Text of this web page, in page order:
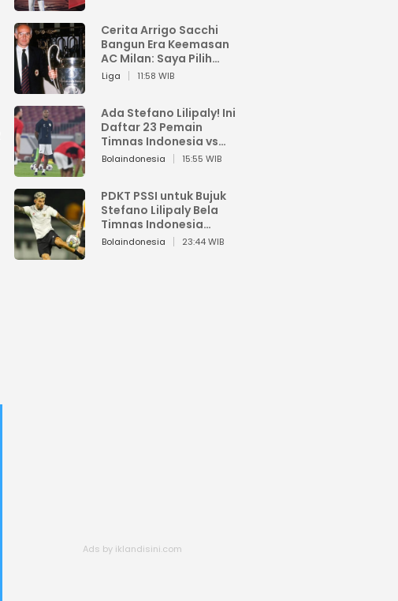
Cerita Arrigo Sacchi
Bangun Era Keemasan
AC Milan: Saya Pilih
Pemain dari Isi Otaknya
Liga 11:58 WIB
Ada Stefano Lilipaly! Ini
Daftar 23 Pemain
Timnas Indonesia vs
China
Bolaindonesia 15:55 WIB
PDKT PSSI untuk Bujuk
Stefano Lilipaly Bela
Timnas Indonesia
Berakhir Berantakan
Bolaindonesia 23:44 WIB